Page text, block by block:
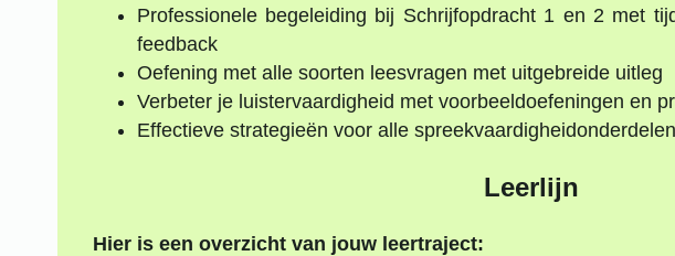
Professionele begeleiding bij Schrijfopdracht 1 en 2 met
feedback
Oefening met alle soorten leesvragen met uitgebreide uitleg
Verbeter je luistervaardigheid met voorbeeldoefeningen en
Effectieve strategieën voor alle
Leerlijn
Hier is een overzicht van jouw leertraject: